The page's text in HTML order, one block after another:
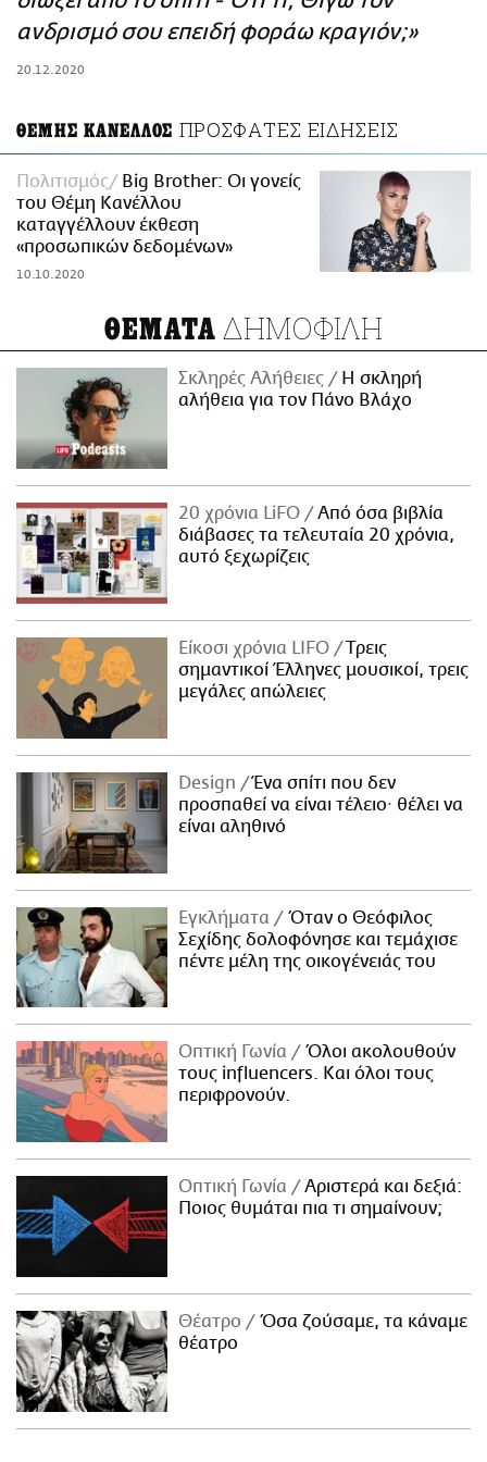
ΑΜΠΑ
ανδρισμό σου επειδή φοράω κραγιόν;»
20.12.2020
ΘΕΜΗΣ ΚΑΝΕΛΛΟΣ ΠΡΟΣΦΑΤΕΣ ΕΙΔΗΣΕΙΣ
Πολιτισμός
Big Brother: Οι γονείς
του Θέμη Κανέλλου
καταγγέλλουν έκθεση
«προσωπικών δεδομένων»
10.10.2020
ΘΕΜΑΤΑ ΔΗΜΟΦΙΛΗ
Σκληρές Αλήθειες
H σκληρή
αλήθεια για τον Πάνο Βλάχο
20 χρόνια LiFO
Από όσα βιβλία
διάβασες τα τελευταία 20 χρόνια,
αυτό ξεχωρίζεις
Είκοσι χρόνια LIFO
Tρεις
σημαντικοί Έλληνες μουσικοί, τρεις
μεγάλες απώλειες
Design
Ένα σπίτι που δεν
προσπαθεί να είναι τέλειο· θέλει να
είναι αληθινό
Εγκλήματα
Όταν ο Θεόφιλος
Σεχίδης δολοφόνησε και τεμάχισε
πέντε μέλη της οικογένειάς του
Οπτική Γωνία
Όλοι ακολουθούν
τους influencers. Και όλοι τους
περιφρονούν.
Οπτική Γωνία
Αριστερά και δεξιά:
Ποιος θυμάται πια τι σημαίνουν;
Θέατρο
Όσα ζούσαμε, τα κάναμε
θέατρο